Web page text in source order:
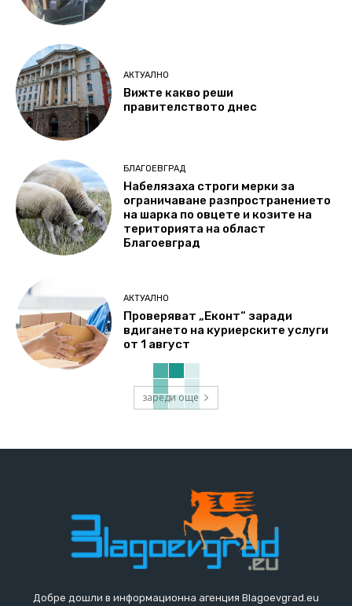
АКТУАЛНО
Вижте какво реши
правителството днес
БЛАГОЕВГРАД
Набелязаха строги мерки за
ограничаване разпространението
на шарка по овцете и козите на
територията на област
Благоевград
АКТУАЛНО
Проверяват „Еконт“ заради
вдигането на куриерските услуги
от 1 август
зареди още
Добре дошли в информационна агенция Blagoevgrad.eu